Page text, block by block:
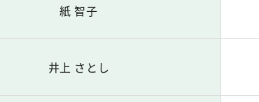
紙 智子
井上 さとし